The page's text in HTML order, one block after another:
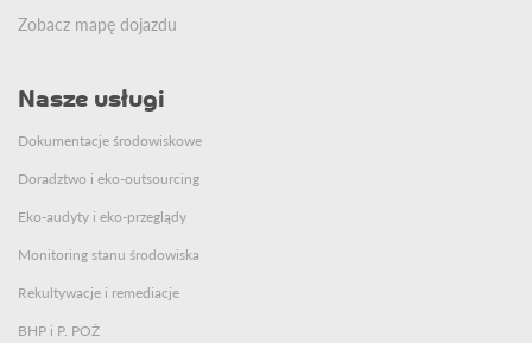
Zobacz mapę dojazdu
Nasze usługi
Dokumentacje środowiskowe
Doradztwo i eko-outsourcing
Eko-audyty i eko-przeglądy
Monitoring stanu środowiska
Rekultywacje i remediacje
BHP i P. POŻ